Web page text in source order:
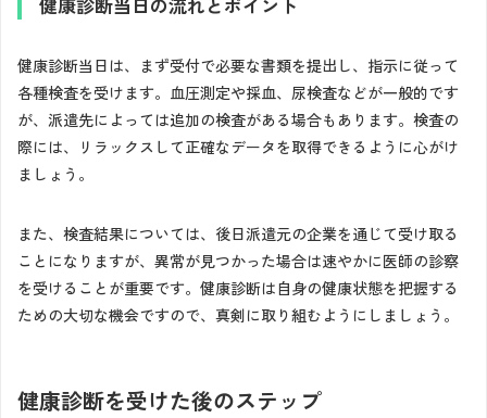
健康診断当日は、まず受付で必要な書類を提出し、指示に従って
各種検査を受けます。血圧測定や採血、尿検査などが一般的です
が、派遣先によっては追加の検査がある場合もあります。検査の
際には、リラックスして正確なデータを取得できるように心がけ
ましょう。
また、検査結果については、後日派遣元の企業を通じて受け取る
ことになりますが、異常が見つかった場合は速やかに医師の診察
を受けることが重要です。健康診断は自身の健康状態を把握する
ための大切な機会ですので、真剣に取り組むようにしましょう。
健康診断を受けた後のステップ